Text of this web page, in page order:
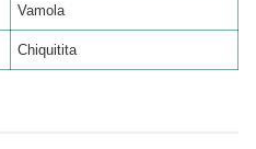
Vamola
Chiquitita